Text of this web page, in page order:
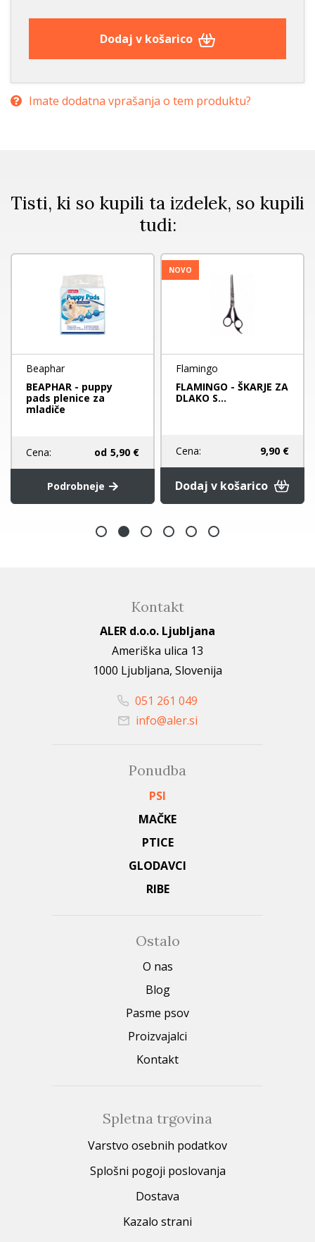
Dodaj v košarico
Imate dodatna vprašanja o tem produktu?
Tisti, ki so kupili ta izdelek, so kupili
tudi:
Beaphar
BEAPHAR - puppy
pads plenice za
mladiče
Cena: od 5,90 €
Podrobneje
NOVO
Flamingo
FLAMINGO - ŠKARJE ZA
DLAKO S...
Cena: 9,90 €
Dodaj v košarico
Kontakt
ALER d.o.o. Ljubljana
Ameriška ulica 13
1000 Ljubljana, Slovenija
051 261 049
info@aler.si
Ponudba
PSI
MAČKE
PTICE
GLODAVCI
RIBE
Ostalo
O nas
Blog
Pasme psov
Proizvajalci
Kontakt
Spletna trgovina
Varstvo osebnih podatkov
Splošni pogoji poslovanja
Dostava
Kazalo strani